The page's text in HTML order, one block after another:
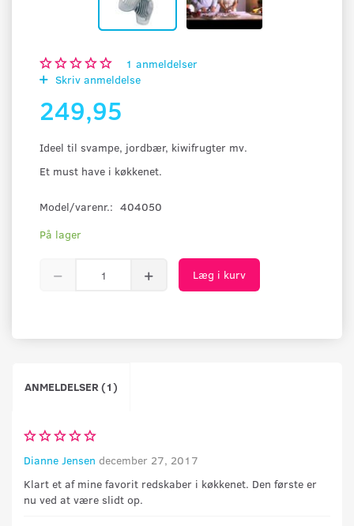
1 anmeldelser
Skriv anmeldelse
249,95
Ideel til svampe, jordbær, kiwifrugter mv.
Et must have i køkkenet.
Model/varenr.: 404050
På lager
Læg i kurv
ANMELDELSER (1)
Dianne Jensen december 27, 2017
Klart et af mine favorit redskaber i køkkenet. Den første er
nu ved at være slidt op.